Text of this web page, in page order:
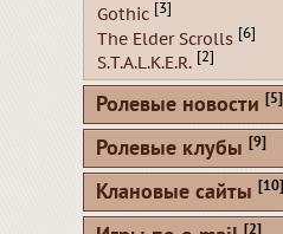
Gothic [3]
The Elder Scrolls [6]
S.T.A.L.K.E.R. [2]
Ролевые новости [5]
Ролевые клубы [9]
Клановые сайты [10]